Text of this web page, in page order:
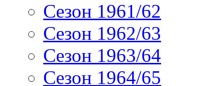
Сезон 1961/62
Сезон 1962/63
Сезон 1963/64
Сезон 1964/65